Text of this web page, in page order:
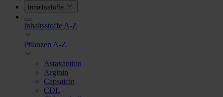
Inhaltsstoffe
Inhaltsstoffe A-Z
Pflanzen A-Z
Astaxanthin
Arginin
Capsaicin
CDL